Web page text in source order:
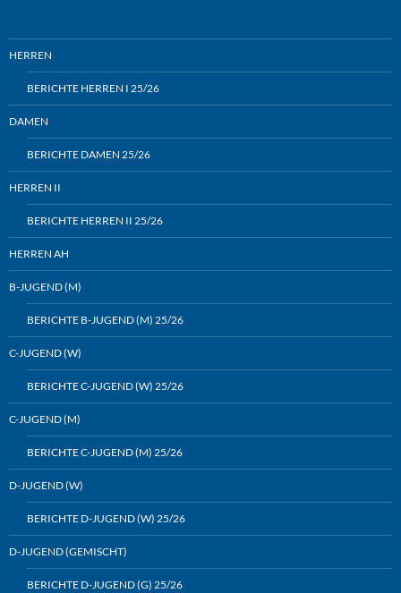
HERREN
BERICHTE HERREN I 25/26
DAMEN
BERICHTE DAMEN 25/26
HERREN II
BERICHTE HERREN II 25/26
HERREN AH
B-JUGEND (M)
BERICHTE B-JUGEND (M) 25/26
C-JUGEND (W)
BERICHTE C-JUGEND (W) 25/26
C-JUGEND (M)
BERICHTE C-JUGEND (M) 25/26
D-JUGEND (W)
BERICHTE D-JUGEND (W) 25/26
D-JUGEND (GEMISCHT)
BERICHTE D-JUGEND (G) 25/26